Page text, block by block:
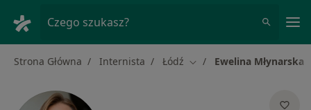
Czego szukasz?
Strona Główna Internista Łódź Zmień miasto
Ewelina Młynarska